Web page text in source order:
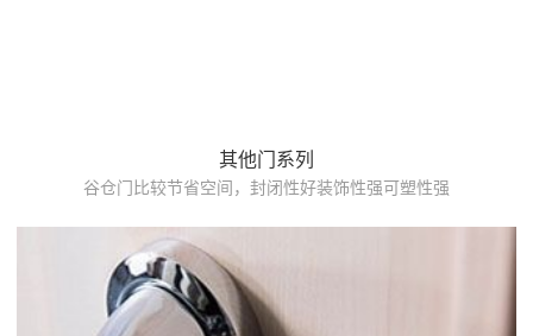
其他门系列
谷仓门比较节省空间，封闭性好装饰性强可塑性强